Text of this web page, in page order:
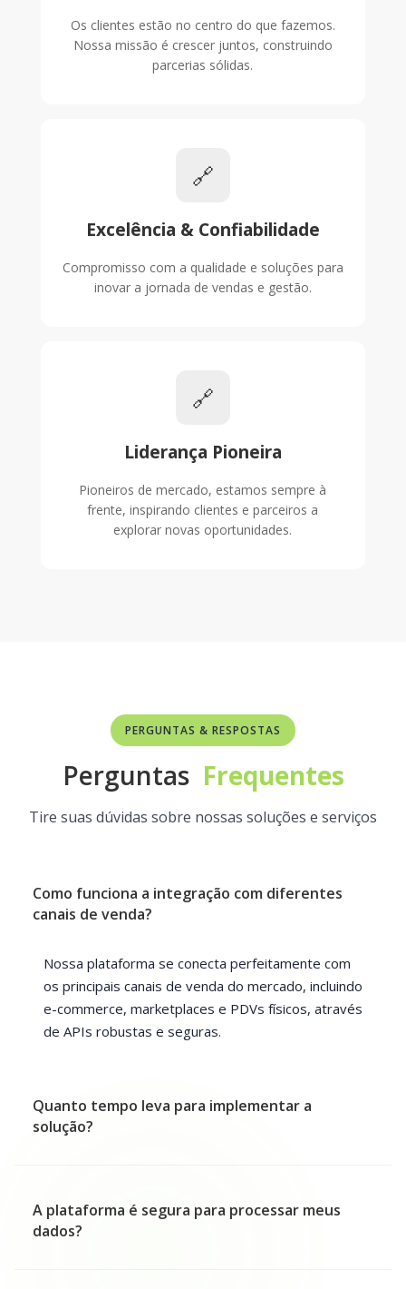
Painel do Cliente
Os clientes estão no centro do que fazemos.
Nossa missão é crescer juntos, construindo
parcerias sólidas.
🔗
Excelência & Confiabilidade
Compromisso com a qualidade e soluções para
inovar a jornada de vendas e gestão.
🔗
Liderança Pioneira
Pioneiros de mercado, estamos sempre à
frente, inspirando clientes e parceiros a
explorar novas oportunidades.
PERGUNTAS & RESPOSTAS
Perguntas Frequentes
Tire suas dúvidas sobre nossas soluções e serviços
Como funciona a integração com diferentes
canais de venda?
Nossa plataforma se conecta perfeitamente com
os principais canais de venda do mercado, incluindo
e-commerce, marketplaces e PDVs físicos, através
de APIs robustas e seguras.
Quanto tempo leva para implementar a
solução?
A plataforma é segura para processar meus
dados?